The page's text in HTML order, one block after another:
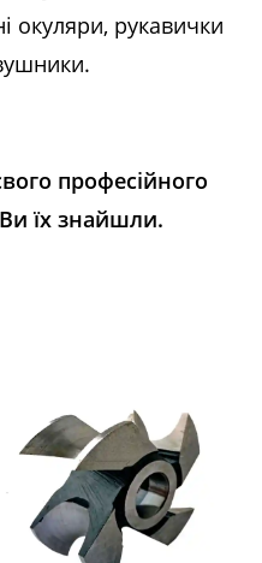
окуляри, рукавички
професійного
їх знайшли.